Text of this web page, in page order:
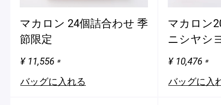
マカロン 24個詰合わせ 季
節限定
¥ 11,556 ※
バッグに入れる
マカロン
ニシヤシ
¥ 10,476 ※
バッグに入